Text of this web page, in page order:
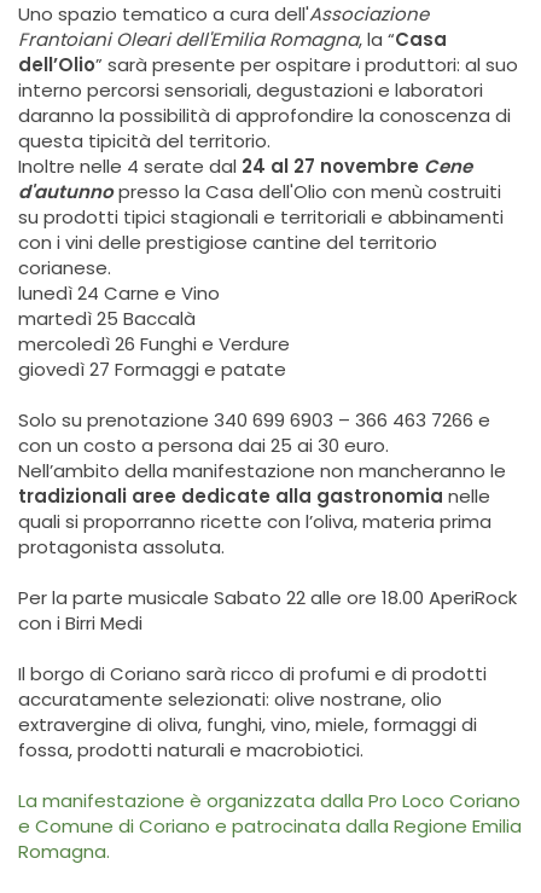
Uno spazio tematico a cura dell'Associazione
Frantoiani Oleari dell'Emilia Romagna, la “Casa
dell’Olio” sarà presente per ospitare i produttori: al suo
interno percorsi sensoriali, degustazioni e laboratori
daranno la possibilità di approfondire la conoscenza di
questa tipicità del territorio.
Inoltre nelle 4 serate dal 24 al 27 novembre Cene
d'autunnopresso la Casa dell'Olio con menù costruiti
su prodotti tipici stagionali e territoriali e abbinamenti
con i vini delle prestigiose cantine del territorio
corianese.
lunedì 24 Carne e Vino
martedì 25 Baccalà
mercoledì 26 Funghi e Verdure
giovedì 27 Formaggi e patate
Solo su prenotazione 340 699 6903 – 366 463 7266 e
con un costo a persona dai 25 ai 30 euro.
Nell’ambito della manifestazione non mancheranno le
tradizionali aree dedicate alla gastronomia nelle
quali si proporranno ricette con l’oliva, materia prima
protagonista assoluta.
Per la parte musicale Sabato 22 alle ore 18.00 AperiRock
con i Birri Medi
Il borgo di Coriano sarà ricco di profumi e di prodotti
accuratamente selezionati: olive nostrane, olio
extravergine di oliva, funghi, vino, miele, formaggi di
fossa, prodotti naturali e macrobiotici.
La manifestazione è organizzata dalla Pro Loco Coriano
e Comune di Coriano e patrocinata dalla Regione Emilia
Romagna.